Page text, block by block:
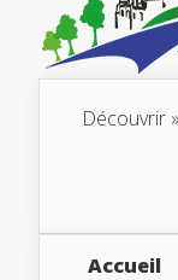
Découvrir
Accueil